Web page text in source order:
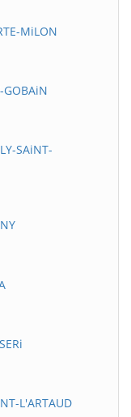
MiLON
SAiNT-
L'ARTAUD